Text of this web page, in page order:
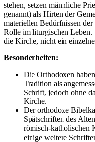
stehen, setzen männliche
genannt) als Hirten der
materiellen Bedürfnissen
Rolle im liturgischen Leben.
die Kirche, nicht ein
Besonderheiten:
Die Orthodoxen
Tradition als
Schrift, jedoch ohne
Kirche.
Der orthodoxe
Spätschriften des
römisch-katholischen
einige weitere